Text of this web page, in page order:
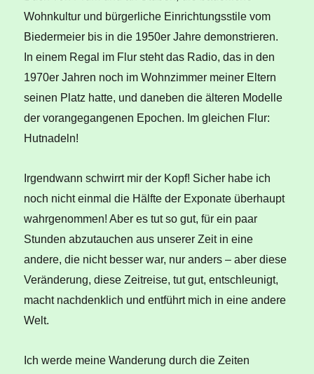
Wohnkultur und bürgerliche Einrichtungsstile vom
Biedermeier bis in die 1950er Jahre demonstrieren.
In einem Regal im Flur steht das Radio, das in den
1970er Jahren noch im Wohnzimmer meiner Eltern
seinen Platz hatte, und daneben die älteren Modelle
der vorangegangenen Epochen. Im gleichen Flur:
Hutnadeln!
Irgendwann schwirrt mir der Kopf! Sicher habe ich
noch nicht einmal die Hälfte der Exponate überhaupt
wahrgenommen! Aber es tut so gut, für ein paar
Stunden abzutauchen aus unserer Zeit in eine
andere, die nicht besser war, nur anders – aber diese
Veränderung, diese Zeitreise, tut gut, entschleunigt,
macht nachdenklich und entführt mich in eine andere
Welt.
Ich werde meine Wanderung durch die Zeiten